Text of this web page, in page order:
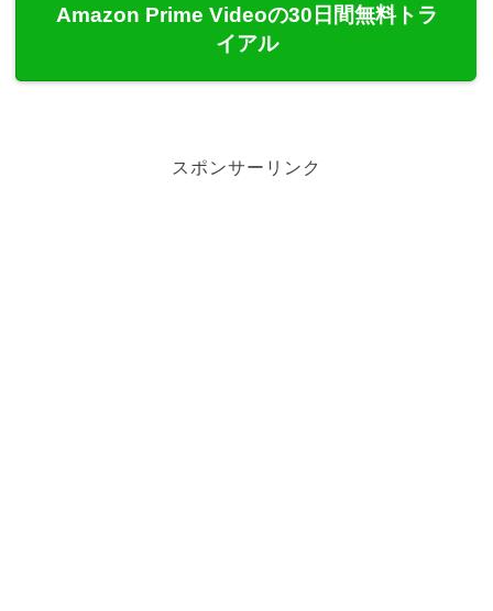
Amazon Prime Videoの30日間無料トラ
イアル
スポンサーリンク